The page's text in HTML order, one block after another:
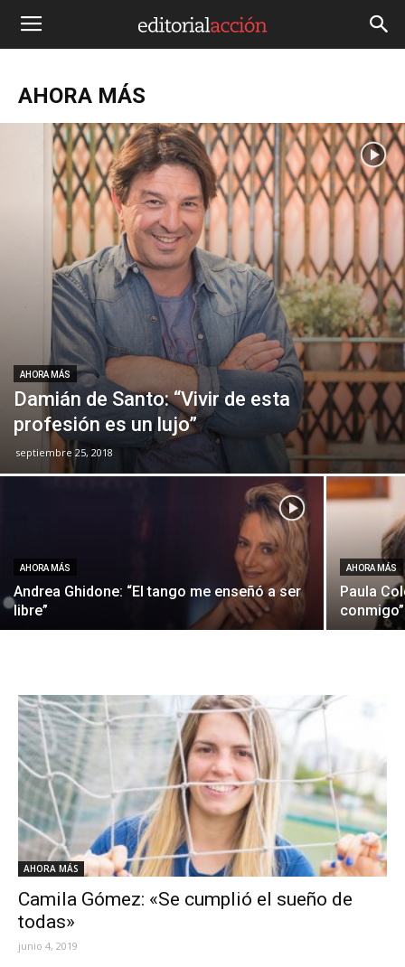
AHORA MÁS
AHORA MÁS
Damián de Santo: “Vivir de esta
profesión es un lujo”
septiembre 25, 2018
AHORA MÁS
Andrea Ghidone: “El tango me enseñó a ser
libre”
AHORA MÁS
Paula
conmigo”
AHORA MÁS
Camila Gómez: «Se cumplió el sueño de
todas»
junio 4, 2019